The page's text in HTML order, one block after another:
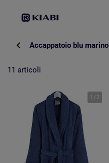
Accappatoio blu marino
11 articoli
1 / 2